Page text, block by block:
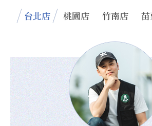
台北店 桃園店 竹南店